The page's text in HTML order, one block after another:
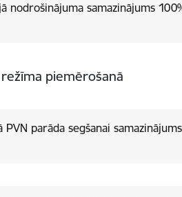
nodrošinājuma samazinājums
piemērošanā
parāda segšanai